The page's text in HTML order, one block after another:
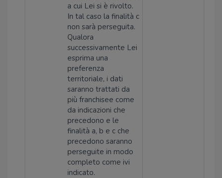
a cui Lei si è rivolto.
In tal caso la finalità c
non sarà perseguita.
Qualora
successivamente Lei
esprima una
preferenza
territoriale, i dati
saranno trattati da
più franchisee come
da indicazioni che
precedono e le
finalità a, b e c che
precedono saranno
perseguite in modo
completo come ivi
indicato.